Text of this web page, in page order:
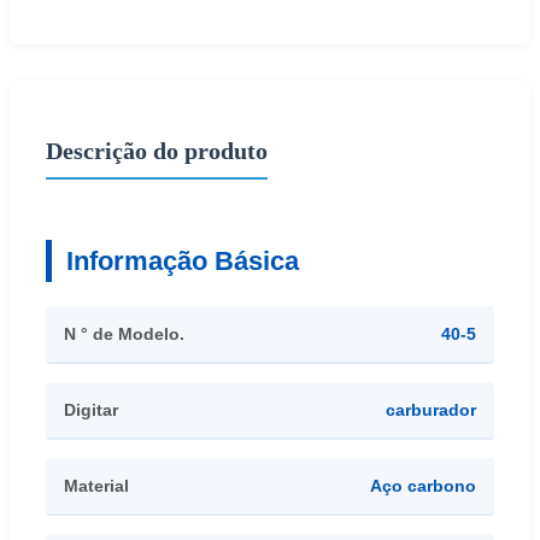
Descrição do produto
Informação Básica
N ° de Modelo. 40-5
Digitar carburador
Material Aço carbono